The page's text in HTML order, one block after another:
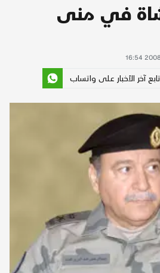
في منى
تابع آخر الأخبار على واتساب